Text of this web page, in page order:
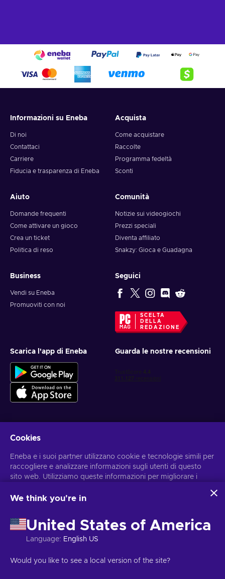
Informazioni su Eneba
Di noi
Contattaci
Carriere
Fiducia e trasparenza di Eneba
Acquista
Come acquistare
Raccolte
Programma fedeltà
Sconti
Aiuto
Domande frequenti
Come attivare un gioco
Crea un ticket
Politica di reso
Comunità
Notizie sui videogiochi
Prezzi speciali
Diventa affiliato
Snakzy: Gioca e Guadagna
Business
Vendi su Eneba
Promuoviti con noi
Seguici
SCELTA
DELLA
REDAZIONE
Scarica l'app di Eneba Guarda le nostre recensioni
Ottieni offerte di gioco personalizzate
Iscriviti
Puoi annullare l'iscrizione in qualsiasi momento. Visital'informativa
Copyright © 2026 Eneba. Tutti i diritti sono riservati. JSC ‘’Helis play’’,
Cookies
Eneba e i suoi partner utilizzano cookie e tecnologie simili per
raccogliere e analizzare informazioni sugli utenti di questo
sito web. Utilizziamo queste informazioni per migliorare i
personali potrebbero anche essere usati per personalizzare
Cliccando su “Accetta tutto”, acconsenti all'uso di queste
tecnologie da parte di Eneba e dei suoi partner. Puoi
modificare il tuo consenso cliccando su “Personalizza”.
da parte di Google, consulta Sicurezza e privacy di Google
We think you're in
United States of America
Language: English US
Would you like to see a local version of the site?